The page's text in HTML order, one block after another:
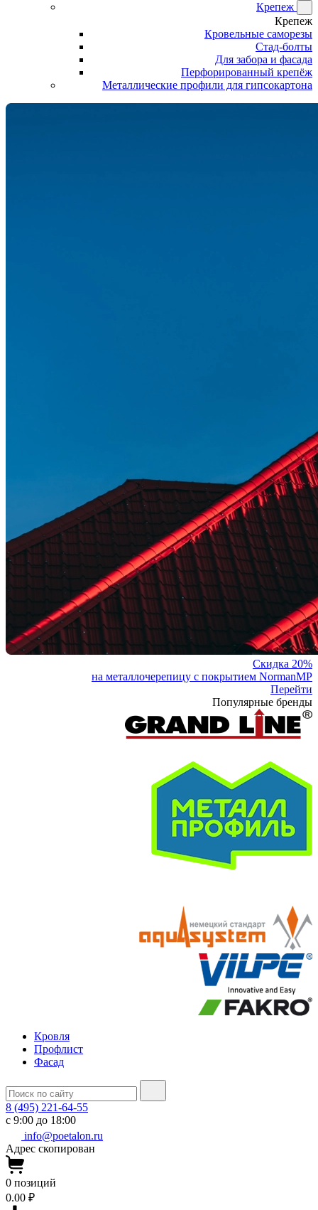
Крепеж
Крепеж
Кровельные саморезы
Стад-болты
Для забора и фасада
Перфорированный крепёж
Металлические профили для гипсокартона
Скидка 20%
на металлочерепицу с покрытием NormanMP
Перейти
Популярные бренды
Кровля
Профлист
Фасад
8 (495) 221-64-55
с 9:00 до 18:00
info@poetalon.ru
Адрес скопирован
0 позиций
0.00 ₽